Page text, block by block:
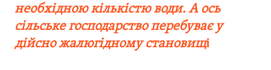
необхідною кількістю води. А ось
сільське господарство перебуває у
дійсно жалюгідному становищі